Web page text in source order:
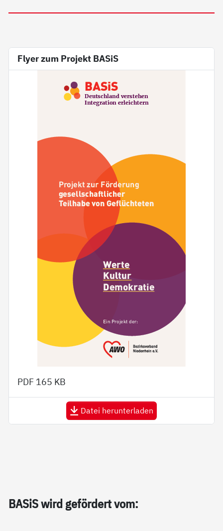
Flyer zum Projekt BASiS
PDF 165 KB
Datei herunterladen
BA­SiS wird ge­för­dert vom: